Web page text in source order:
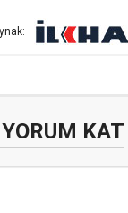
YORUM KAT